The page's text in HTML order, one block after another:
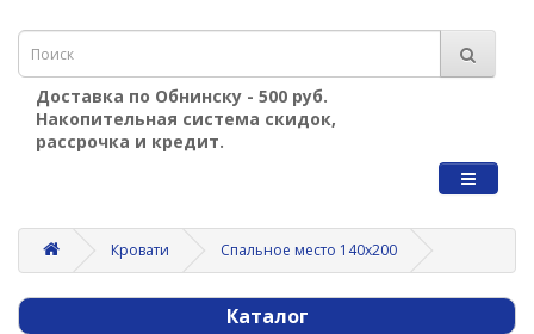
Доставка по Обнинску - 500 руб.
Накопительная система скидок,
рассрочка и кредит.
Кровати Спальное место 140х200
Каталог